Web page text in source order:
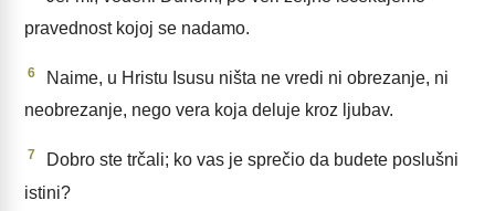
pravednost kojoj se nadamo.
6
Naime, u Hristu Isusu ništa ne vredi ni obrezanje, ni
neobrezanje, nego vera koja deluje kroz ljubav.
7
Dobro ste trčali; ko vas je sprečio da budete poslušni
istini?